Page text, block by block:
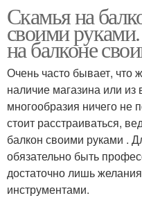
Скамья на
своими
на балконе
Очень часто бывает, что
наличие магазина или из
многообразия ничего не
стоит расстраиваться,
балкон своими руками .
обязательно быть
достаточно лишь
инструментами.